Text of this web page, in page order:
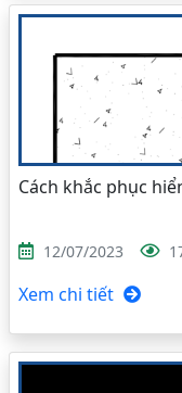
Cách khắc phục
12/07/2023
Xem chi tiết